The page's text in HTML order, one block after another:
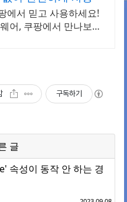
에서 믿고 사용하세요!
어, 쿠팡에서 만나보세
구독하기
글
속성이 동작 안 하는 경